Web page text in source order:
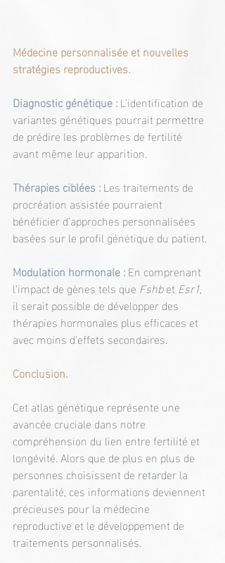
Médecine personnalisée et nouvelles
stratégies reproductives.
Diagnostic génétique :L’identification de
variantes génétiques pourrait permettre
de prédire les problèmes de fertilité
avant même leur apparition.
Thérapies ciblées : Les traitements de
procréation assistée pourraient
bénéficier d’approches personnalisées
basées sur le profil génétique du patient.
Modulation hormonale :En comprenant
l’impact de gènes tels que Fshb et Esr1,
il serait possible de développer des
thérapies hormonales plus efficaces et
avec moins d’effets secondaires.
Conclusion.
Cet atlas génétique représente une
avancée cruciale dans notre
compréhension du lien entre fertilité et
longévité. Alors que de plus en plus de
personnes choisissent de retarder la
parentalité, ces informations deviennent
précieuses pour la médecine
reproductive et le développement de
traitements personnalisés.